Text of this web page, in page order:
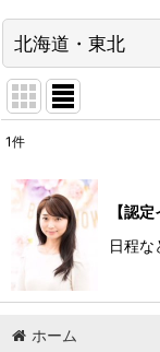
北海道・東北
並び順:
1件
【認
日程
ホーム